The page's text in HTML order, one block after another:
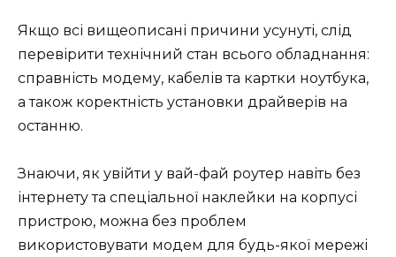
Якщо всі вищеописані причини усунуті, слід
перевірити технічний стан всього обладнання:
справність модему, кабелів та картки ноутбука,
а також коректність установки драйверів на
останню.
Знаючи, як увійти у вай-фай роутер навіть без
інтернету та спеціальної наклейки на корпусі
пристрою, можна без проблем
використовувати модем для будь-якої мережі